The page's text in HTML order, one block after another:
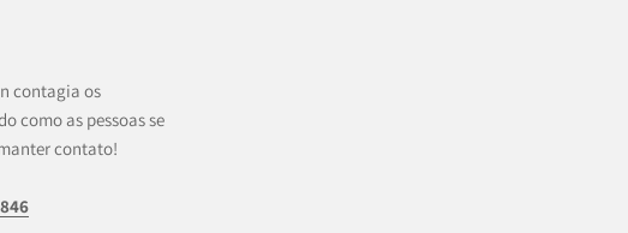
contagia os
como as pessoas se
contato!